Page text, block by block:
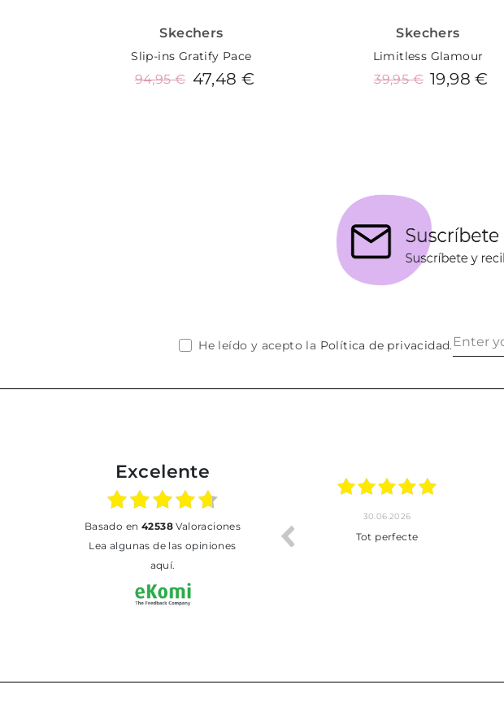
Skechers
Slip-ins Gratify Pace
47,48 €
94,95 €
Skechers
Limitless Glamour
19,98 €
39,95 €
He leído y acepto la Política de privacidad.
Excelente
basado en 42538Valoraciones
Lea algunas de las opiniones
aquí.
30.06.2026
Tot perfecte